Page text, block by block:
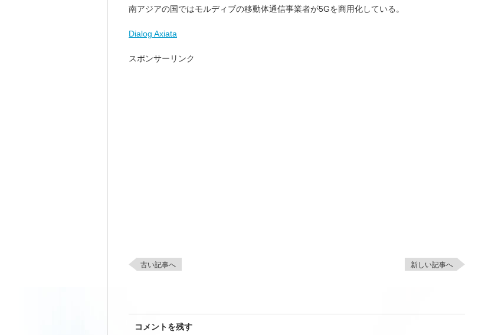
南アジアの国ではモルディブの移動体通信事業者が5Gを商用化している。
Dialog Axiata
スポンサーリンク
古い記事へ 新しい記事へ
コメントを残す